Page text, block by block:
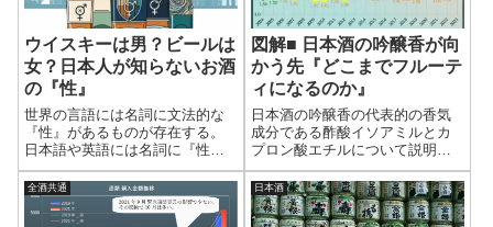
ウイスキーは男？ビールは
女？日本人が知らないお酒
の『性』
世界の言語には名詞に文法的な
『性』があるものが存在する。
日本語や英語には名詞に『性』
はないのでピンとこない。お酒
の種類にもよって『性』は変わ
り、言語によっても『性』は違
っている。13酒、12言語の一覧
図解■ 日本酒の吟醸香が向
かう先『どこまでフルーテ
ィになるのか』
日本酒の吟醸香の代表的の香気
成分である酢酸イソアミルとカ
プロン酸エチルについて説明す
る。フルーティな香りはバナナ
様の酢酸イソアミルと、リンゴ
様のカプロン酸エチルが主体と
されている。日本酒はどんどん
全酒共通 日本酒